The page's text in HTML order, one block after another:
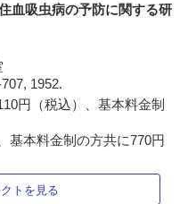
血吸虫病の予防に関する研
1952.
円（税込）、基本料金制
基本料金制の方共に770円
トを見る